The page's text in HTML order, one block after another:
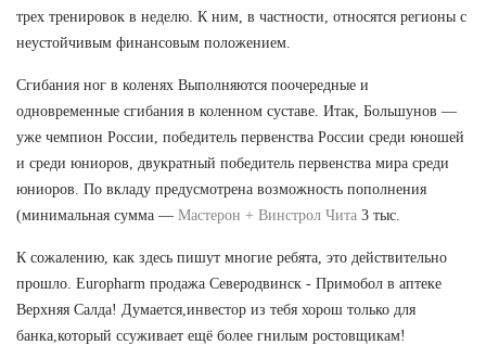
трех тренировок в неделю. К ним, в частности, относятся регионы с
неустойчивым финансовым положением.
Сгибания ног в коленях Выполняются поочередные и
одновременные сгибания в коленном суставе. Итак, Большунов —
уже чемпион России, победитель первенства России среди юношей
и среди юниоров, двукратный победитель первенства мира среди
юниоров. По вкладу предусмотрена возможность пополнения
(минимальная сумма — Мастерон + Винстрол Чита 3 тыс.
К сожалению, как здесь пишут многие ребята, это действительно
прошло. Europharm продажа Северодвинск - Примобол в аптеке
Верхняя Салда! Думается,инвестор из тебя хорош только для
банка,который ссуживает ещё более гнилым ростовщикам!